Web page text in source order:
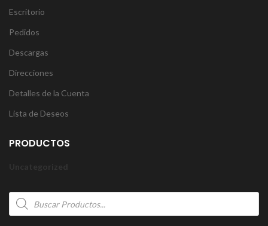
Escritorio
Pedidos
Descargas
Direcciones
Detalles de la Cuenta
Lista de Deseos
PRODUCTOS
Products
search